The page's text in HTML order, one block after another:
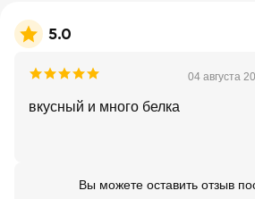
5.0
04 августа
вкусный и много белка
Вы можете оставить отзыв